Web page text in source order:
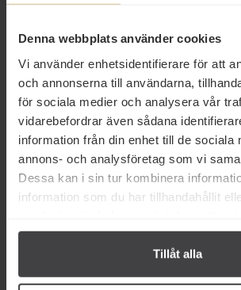
Denna webbplats använder cookies
Vi använder enhetsidentifierare för att
och annonserna till användarna,
för sociala medier och analysera vår
vidarebefordrar även sådana
information från din enhet till de sociala
annons- och analysföretag som vi
Dessa kan i sin tur kombinera
information som du har tillhandahållit
Tillåt alla
Andra köper